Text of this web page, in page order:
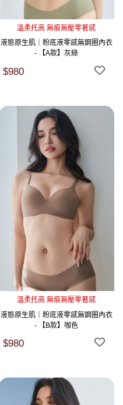
溫柔托高 無痕無壓零著感
液態原生肌｜粉底液零感無鋼圈內衣
- 【A款】灰綠
$980
溫柔托高 無痕無壓零著感
液態原生肌｜粉底液零感無鋼圈內衣
- 【B款】咖色
$980